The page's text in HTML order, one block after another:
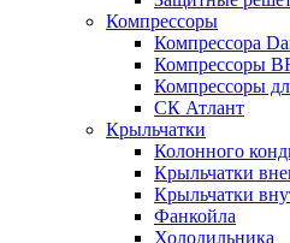
Компрессоры
Компрессора
Компрессоры
Компрессоры
СК Атлант
Крыльчатки
Колонного
Крыльчатки
Крыльчатки
Фанкойла
Холодильника